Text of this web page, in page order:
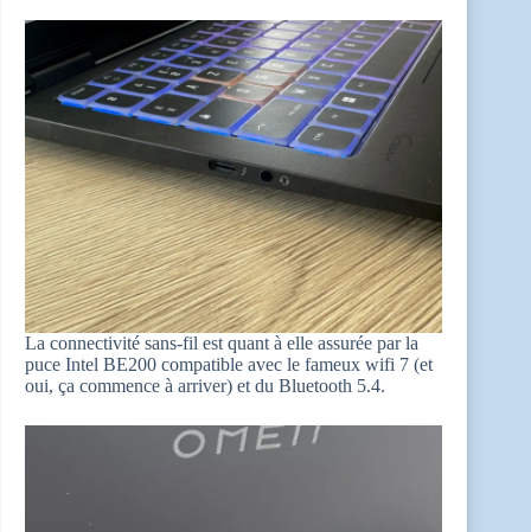
La connectivité sans-fil est quant à elle assurée par la
puce Intel BE200 compatible avec le fameux wifi 7 (et
oui, ça commence à arriver) et du Bluetooth 5.4.